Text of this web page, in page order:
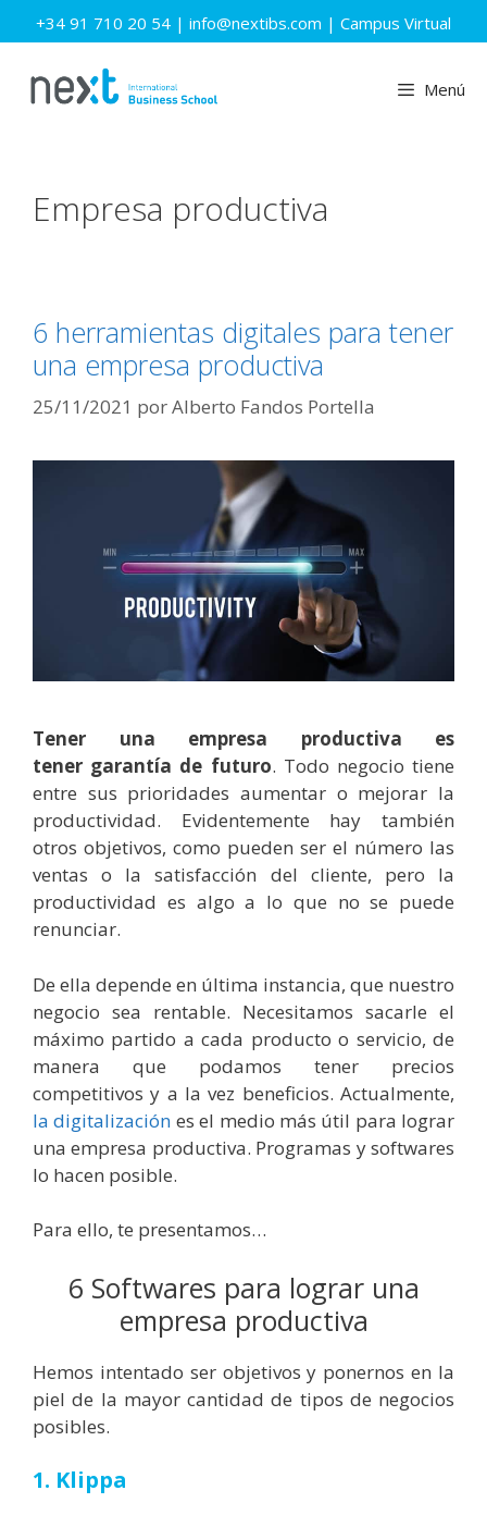
Saltar
al
+34 91 710 20 54 | info@nextibs.com | Campus Virtual
Menú
Empresa productiva
6 herramientas digitales para tener
una empresa productiva
25/11/2021 porAlberto Fandos Portella
Tener una empresa productiva es
tener garantía de futuro. Todo negocio tiene
entre sus prioridades aumentar o mejorar la
productividad. Evidentemente hay también
otros objetivos, como pueden ser el número las
ventas o la satisfacción del cliente, pero la
productividad es algo a lo que no se puede
renunciar.
De ella depende en última instancia, que nuestro
negocio sea rentable. Necesitamos sacarle el
máximo partido a cada producto o servicio, de
manera que podamos tener precios
competitivos y a la vez beneficios. Actualmente,
la digitalización es el medio más útil para lograr
una empresa productiva. Programas y softwares
lo hacen posible.
Para ello, te presentamos…
6 Softwares para lograr una
empresa productiva
Hemos intentado ser objetivos y ponernos en la
piel de la mayor cantidad de tipos de negocios
posibles.
1. Klippa